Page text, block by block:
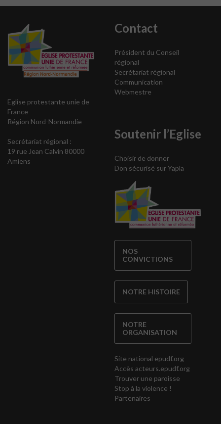
Eglise protestante unie de
France
Région Nord-Normandie
Secrétariat régional :
19 rue Jean Calvin 80000
Amiens
Contact
Président du Conseil
régional
Secrétariat régional
Communication
Webmestre
Soutenir l’Eglise
Choisir de donner
Don sécurisé sur Yapla
NOS
CONVICTIONS
NOTRE HISTOIRE
NOTRE
ORGANISATION
Site national epudf.org
Accès acteurs.epudf.org
Trouver une paroisse
Stop à la violence !
Partenaires